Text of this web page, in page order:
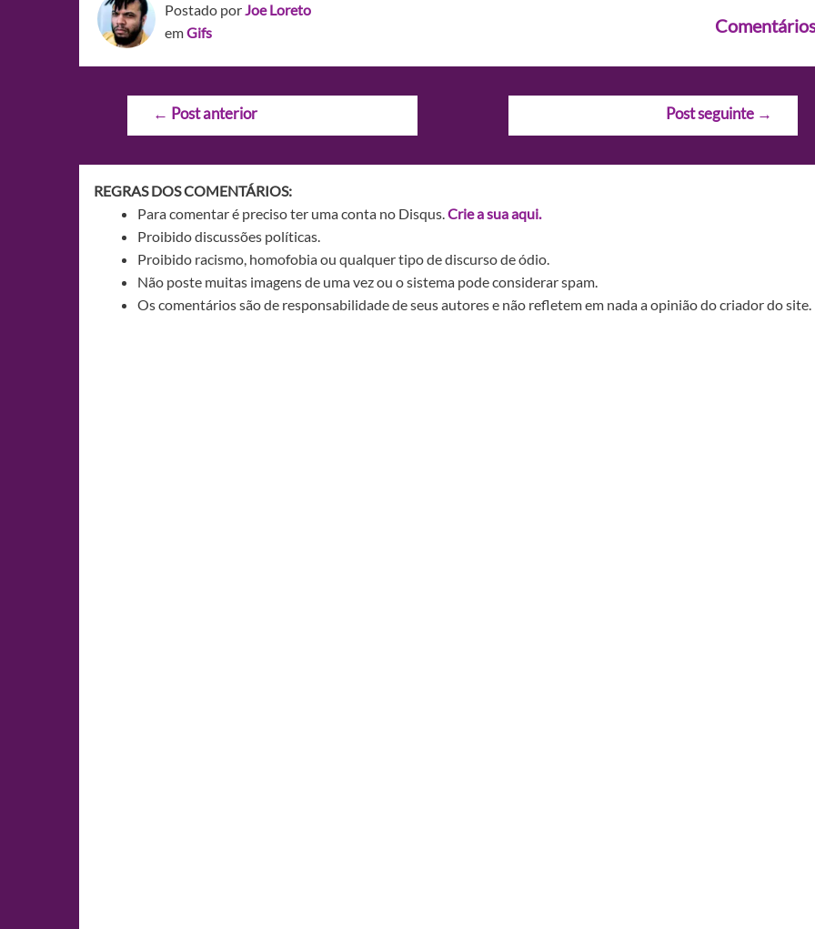
Postado porJoe Loreto
emGifs
Navegação
← Post anterior Post seguinte →
REGRAS DOS COMENTÁRIOS:
Para comentar é preciso ter uma conta no Disqus.Crie a sua aqui.
Proibido discussões políticas.
Proibido racismo, homofobia ou qualquer tipo de discurso de ódio.
Não poste muitas imagens de uma vez ou o sistema pode considerar spam.
Os comentários são de responsabilidade de seus autores e não refletem em nada a opinião do criador do site.